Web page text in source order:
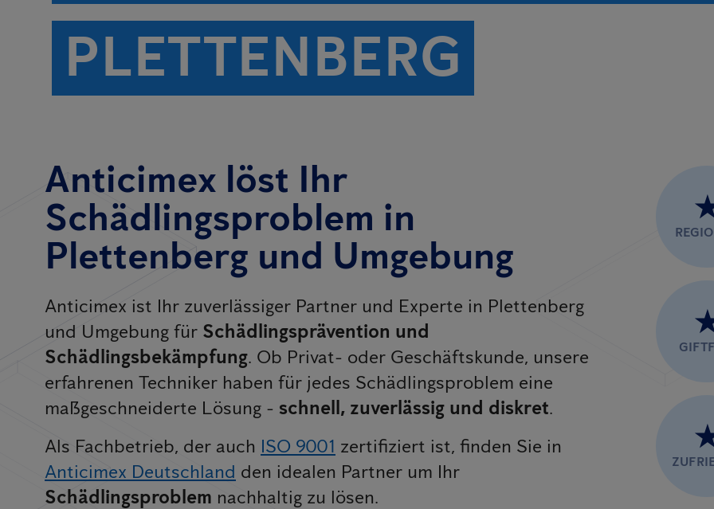
PLETTENBERG
Anticimex löst Ihr
Schädlingsproblem in
Plettenberg und Umgebung
Anticimex ist Ihr zuverlässiger Partner und Experte in Plettenberg
und Umgebung für Schädlingsprävention und
Schädlingsbekämpfung. Ob Privat- oder Geschäftskunde, unsere
erfahrenen Techniker haben für jedes Schädlingsproblem eine
maßgeschneiderte Lösung - schnell, zuverlässig und diskret.
Als Fachbetrieb, der auch ISO 9001 zertifiziert ist, finden Sie in
Anticimex Deutschland den idealen Partner um Ihr
Schädlingsproblem nachhaltig zu lösen.